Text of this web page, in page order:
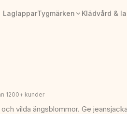
LaglapparTygmärken Klädvård &
1200+ kunder
vilda ängsblommor. Ge